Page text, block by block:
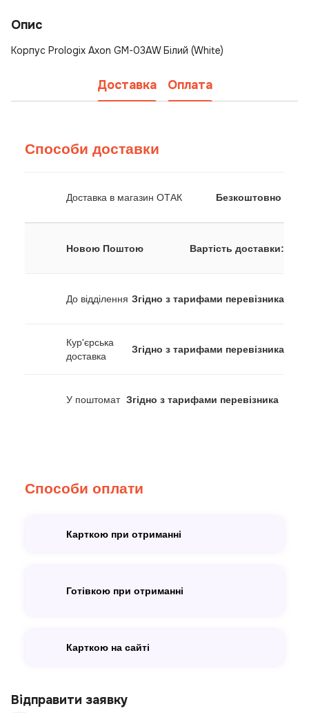
Опис
Корпус Prologix Axon GM-03AW Білий (White)
Доставка Оплата
Способи доставки
Доставка в магазин ОТАК Безкоштовно
Новою Поштою Вартість доставки:
До відділення Згідно з тарифами перевізника
Кур'єрська
доставка
Згідно з тарифами перевізника
У поштомат Згідно з тарифами перевізника
Способи оплати
Карткою при отриманні
Готівкою при отриманні
Карткою на сайті
Відправити заявку